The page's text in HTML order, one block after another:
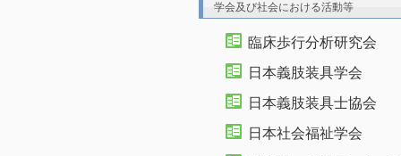
学会及び社会における活動等
臨床歩行分析研究会
日本義肢装具学会
日本義肢装具士協会
日本社会福祉学会